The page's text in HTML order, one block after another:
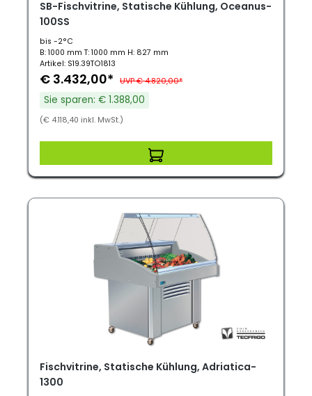
SB-Fischvitrine, Statische Kühlung, Oceanus-
100SS
bis -2°C
B: 1000 mm T: 1000 mm H: 827 mm
Artikel: S19.39TO1813
€ 3.432,00* UVP € 4.820,00*
Sie sparen: € 1.388,00
(€ 4.118,40 inkl. MwSt.)
Fischvitrine, Statische Kühlung, Adriatica-
1300